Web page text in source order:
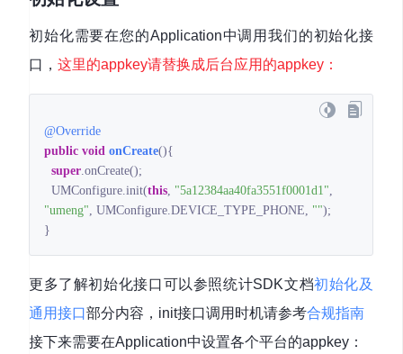
初始化需要在您的Application中调用我们的初始化接
口， 这里的appkey请替换成后台应用的appkey：
@Override
public void onCreate(){
super .onCreate();
  UMConfigure.init(
this "5a12384aa40fa3551f0001d1"
"umeng" , UMConfigure.DEVICE_TYPE_PHONE, "");
}
更多了解初始化接口可以参照统计SDK文档初始化及
通用接口部分内容，init接口调用时机请参考合规指南
接下来需要在Application中设置各个平台的appkey：